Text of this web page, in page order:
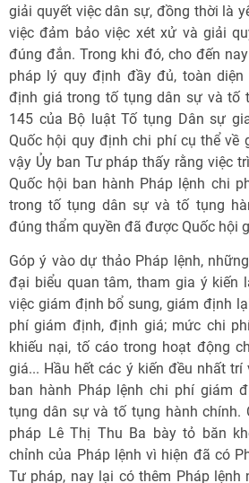
giải quyết việc dân sự, đồng thời là
việc đảm bảo việc xét xử và giải
đúng đắn. Trong khi đó, cho đến
pháp lý quy định đầy đủ, toàn
định giá trong tố tụng dân sự và tố
145 của Bộ luật Tố tụng Dân sự
Quốc hội quy định chi phí cụ thể về
vậy Ủy ban Tư pháp thấy rằng việc
Quốc hội ban hành Pháp lệnh chi
trong tố tụng dân sự và tố tụng
đúng thẩm quyền đã được Quốc hội
Góp ý vào dự thảo Pháp lệnh,
đại biểu quan tâm, tham gia ý kiến
việc giám định bổ sung, giám định
phí giám định, định giá; mức chi
khiếu nại, tố cáo trong hoạt động
giá... Hầu hết các ý kiến đều nhất
ban hành Pháp lệnh chi phí giám
tụng dân sự và tố tụng hành chính.
pháp Lê Thị Thu Ba bày tỏ băn
chỉnh của Pháp lệnh vì hiện đã có
Tư pháp, nay lại có thêm Pháp lệnh